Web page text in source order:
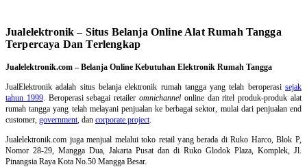
Jualelektronik – Situs Belanja Online Alat Rumah Tangga
Terpercaya Dan Terlengkap
Jualelektronik.com – Belanja Online Kebutuhan Elektronik Rumah Tangga
JualElektronik adalah situs belanja elektronik rumah tanggayang telah beroperasisejak
tahun 1999. Beroperasi sebagai retaileromnichannel online dan ritel produk-produk alat
rumah tangga yang telah melayani penjualan ke berbagai sektor, mulai dari penjualan end
customer, government, dan corporate project.
Jualelektronik.com juga menjual melalui toko retail yang berada di Ruko Harco, Blok P,
Nomor 28-29, Mangga Dua, Jakarta Pusat dan di Ruko Glodok Plaza, Komplek, Jl.
Pinangsia Raya Kota No.50 Mangga Besar.